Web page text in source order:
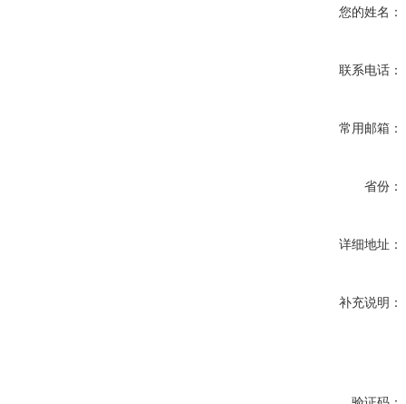
您的姓名：
联系电话：
常用邮箱：
省份：
详细地址：
补充说明：